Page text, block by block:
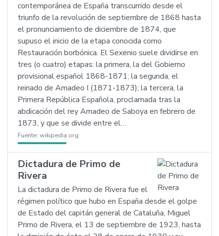
contemporánea de España transcurrido desde el
triunfo de la revolución de septiembre de 1868 hasta
el pronunciamiento de diciembre de 1874, que
supuso el inicio de la etapa conocida como
Restauración borbónica. El Sexenio suele dividirse en
tres (o cuatro) etapas: la primera, la del Gobierno
provisional español 1868-1871; la segunda, el
reinado de Amadeo I (1871-1873); la tercera, la
Primera República Española, proclamada tras la
abdicación del rey Amadeo de Saboya en febrero de
1873, y que se divide entre el…
Fuente: wikipedia.org
Dictadura de Primo de
Rivera
La dictadura de Primo de Rivera fue el
régimen político que hubo en España desde el golpe
de Estado del capitán general de Cataluña, Miguel
Primo de Rivera, el 13 de septiembre de 1923, hasta